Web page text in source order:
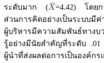
ระดับมาก (
=4.42) โดยก
ส่วนการคิดอย่างเป็นระบบมี
ผู้บริหารมีความสัมพันธ์ทางบ
รู้อย่างมีนัยสำคัญที่ระดับ
ผู้นำที่ส่งผลต่อการเป็นองค์ก